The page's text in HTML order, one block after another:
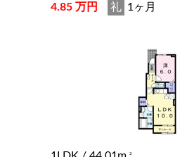
4.85 万円 礼 1ヶ月
2